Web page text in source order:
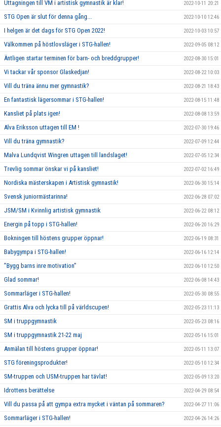
Uttagningen till VM i artistisk gymnastik är klar! 2022-10-11 20:21
STG Open är slut för denna gång... 2022-10-10 12:46
I helgen är det dags för STG Open 2022! 2022-10-03 10:57
Välkommen på höstlovsläger i STG-hallen! 2022-09-05 08:12
Äntligen startar terminen för barn- och breddgrupper! 2022-08-30 15:01
Vi tackar vår sponsor Glaskedjan! 2022-08-22 10:03
Vill du träna ännu mer gymnastik? 2022-08-21 18:43
En fantastisk lägersommar i STG-hallen! 2022-08-15 11:48
Kansliet på plats igen! 2022-08-08 13:59
Alva Eriksson uttagen till EM ! 2022-07-30 19:46
Vill du träna gymnastik? 2022-07-09 12:44
Malva Lundqvist Wingren uttagen till landslaget! 2022-07-05 12:34
Trevlig sommar önskar vi på kansliet! 2022-07-02 16:49
Nordiska mästerskapen i Artistisk gymnastik! 2022-06-30 15:14
Svensk juniormästarinna! 2022-06-28 07:02
JSM/SM i Kvinnlig artistisk gymnastik 2022-06-22 08:12
Energin på topp i STG-hallen! 2022-06-20 16:29
Bokningen till höstens grupper öppnar! 2022-06-19 08:31
Babygympa i STG-hallen! 2022-06-16 12:14
”Bygg barns inre motivation” 2022-06-10 12:50
Glad sommar! 2022-06-08 14:43
Sommarläger i STG-hallen! 2022-05-30 08:55
Grattis Alva och lycka till på världscupen! 2022-05-23 11:13
SM i truppgymnastik 2022-05-23 08:16
SM i truppgymnastik 21-22 maj 2022-05-16 15:01
Anmälan till höstens grupper öppnar! 2022-05-11 13:07
STG föreningsprodukter! 2022-05-10 12:34
SM-truppen och USM-truppen har tävlat! 2022-05-09 13:20
Idrottens berättelse 2022-04-29 08:54
Vill du passa på att gympa extra mycket i väntan på sommaren? 2022-04-27 11:06
Sommarläger i STG-hallen! 2022-04-26 14:26